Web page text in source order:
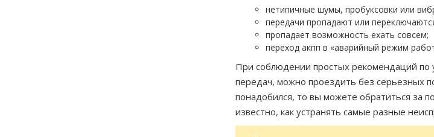
нетипичные шумы, пробуксовки или
передачи пропадают или
пропадает возможность ехать совсем;
переход акпп в «аварийный режим
При соблюдении простых рекомендаций по
передач, можно проездить без серьезных
понадобился, то вы можете обратиться за
известно, как устранять самые разные